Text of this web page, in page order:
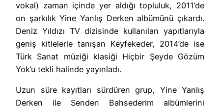
vokal) zaman içinde yer aldığı topluluk, 2011’de
on şarkılık Yine Yanlış Derken albümünü çıkardı.
Deniz Yıldızı TV dizisinde kullanılan yapıtlarıyla
geniş kitlelerle tanışan Keyfekeder, 2014’de ise
Türk Sanat müziği klasiği Hiçbir Şeyde Gözüm
Yok’u tekli halinde yayınladı.
Uzun süre kayıtları sürdüren grup, Yine Yanlış
Derken ile Senden Bahsederim albümlerini